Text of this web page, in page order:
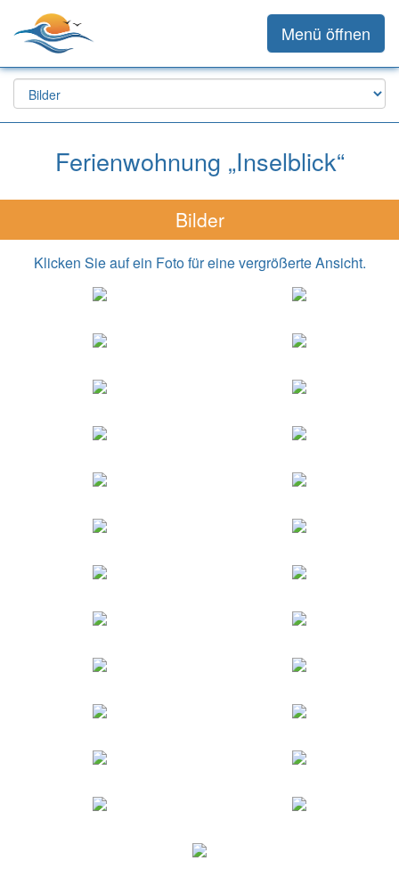
Menü öffnen
Ferienwohnung „Inselblick“
Bilder
Klicken Sie auf ein Foto für eine vergrößerte Ansicht.